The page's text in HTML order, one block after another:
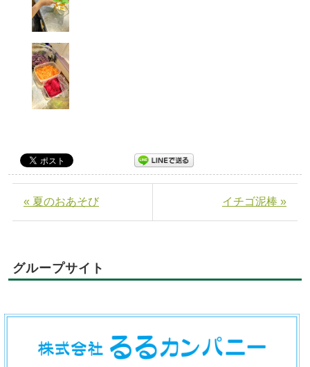
« 夏のおあそび イチゴ泥棒 »
グループサイト